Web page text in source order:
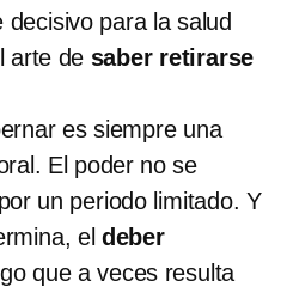
para la salud
arte de saber retirarse
es siempre una
El poder no se
un periodo limitado. Y
el deber
que a veces resulta